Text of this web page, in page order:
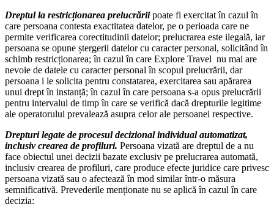
Dreptul la restricționarea prelucrăriipoate fi exercitat în cazul în
care persoana contesta exactitatea datelor, pe o perioada care ne
permite verificarea corectitudinii datelor; prelucrarea este ilegală, iar
persoana se opune ștergerii datelor cu caracter personal, solicitând în
schimb restricționarea; în cazul în care Explore Travel nu mai are
nevoie de datele cu caracter personal în scopul prelucrării, dar
persoana i le solicita pentru constatarea, exercitarea sau apărarea
unui drept în instanță; în cazul în care persoana s-a opus prelucrării
pentru intervalul de timp în care se verifică dacă drepturile legitime
ale operatorului prevalează asupra celor ale persoanei respective.
Drepturi legate de procesul decizional individual automatizat,
inclusiv crearea de profiluri. Persoana vizată are dreptul de a nu
face obiectul unei decizii bazate exclusiv pe prelucrarea automată,
inclusiv crearea de profiluri, care produce efecte juridice care privesc
persoana vizată sau o afectează în mod similar într-o măsura
semnificativă. Prevederile menționate nu se aplică în cazul în care
decizia: